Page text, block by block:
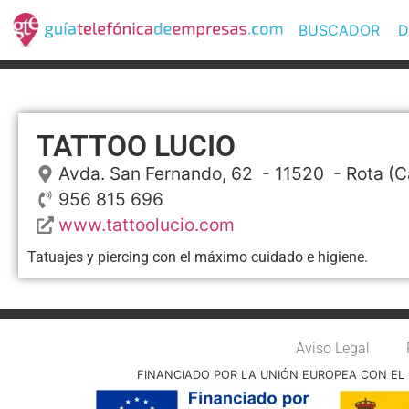
BUSCADOR
TATTOO LUCIO
Avda. San Fernando, 62 - 11520 - Rota
956 815 696
www.tattoolucio.com
Tatuajes y piercing con el máximo cuidado e higiene.
Aviso Legal
FINANCIADO POR LA UNIÓN EUROPEA CON